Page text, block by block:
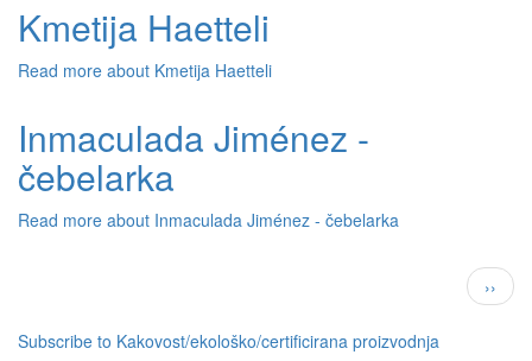
Kmetija Haetteli
Read more about Kmetija Haetteli
Inmaculada Jiménez -
čebelarka
Read more about Inmaculada Jiménez - čebelarka
Next
page
››
Subscribe to Kakovost/ekološko/certificirana proizvodnja